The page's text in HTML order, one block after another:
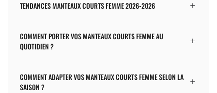
TENDANCES MANTEAUX COURTS FEMME 2026-2026
COMMENT PORTER VOS MANTEAUX COURTS FEMME AU
QUOTIDIEN ?
COMMENT ADAPTER VOS MANTEAUX COURTS FEMME SELON LA
SAISON ?